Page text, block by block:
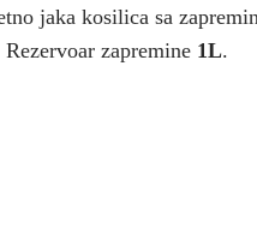
jaka kosilica sa
Rezervoar zapremine 1L.